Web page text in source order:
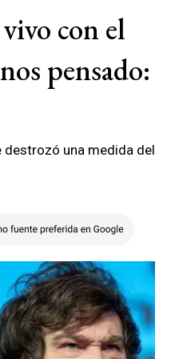
con el
pensado:
destrozó una medida del